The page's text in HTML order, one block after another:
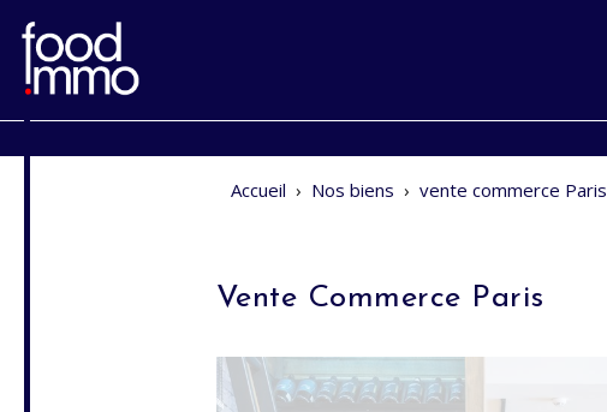
Accueil › Nos biens › vente commerce Paris
Vente Commerce Paris